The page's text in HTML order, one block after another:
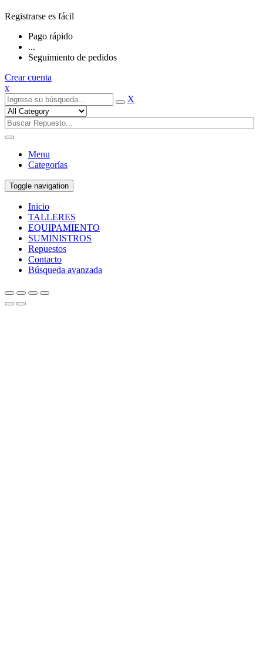
Registrarse es fácil
Pago rápido
...
Seguimiento de pedidos
Crear cuenta
x
X
Menu
Categorías
Toggle navigation
Inicio
TALLERES
EQUIPAMIENTO
SUMINISTROS
Repuestos
Contacto
Búsqueda avanzada